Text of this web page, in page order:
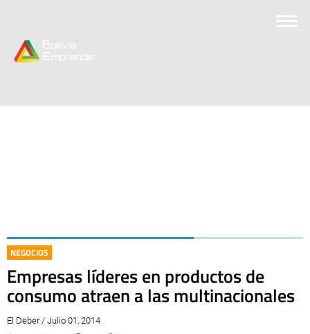
NEGOCIOS
Empresas líderes en productos de
consumo atraen a las multinacionales
El Deber / Julio 01, 2014